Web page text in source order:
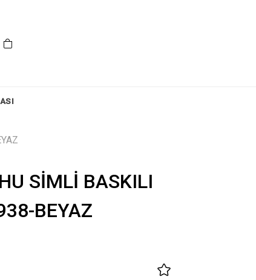
SİMLİ BASKILI
BEYAZ